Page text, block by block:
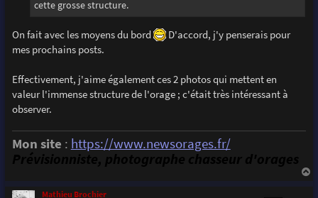
cette grosse structure.
On fait avec les moyens du bord
D'accord, j'y penserais pour
mes prochains posts.
Effectivement, j'aime également ces 2 photos qui mettent en
valeur l'immense structure de l'orage ; c'était très intéressant à
observer.
Mon site : https://www.newsorages.fr/
Prévisionniste, photographe chasseur d'orages
Mathieu Brochier